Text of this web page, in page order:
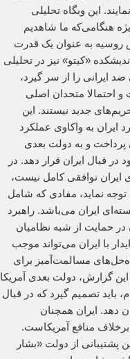
این وبگاه تحلیلی
هنگامی‌که ما شاهدیم
روسیه به عنوان یک قدرت
«کیتو» نیز در تحلیلی
ایرانی را از سر گیرد،
و احتمالا متحدان اصلی
جدید نیستند. این
ایران به واکاوی عملکرد
پرداخت و به دولت بعدی
در قبال ایران قرار دهد. در
توافقی کامل نیست،
توجه نماید، مفادی که شامل
ایران می‌باشد. راهبرد
در حمایت از شبه نظامیان
با ایران می‌تواند موجب
مسالمت‌آمیز برای
گزارش، دولت بعدی آمریکا
باید تصمیم گیرد که در قبال
دهد. ایران همچنان
منافع آمریکاست.
پشتیبانی‌ از دولت «بشار